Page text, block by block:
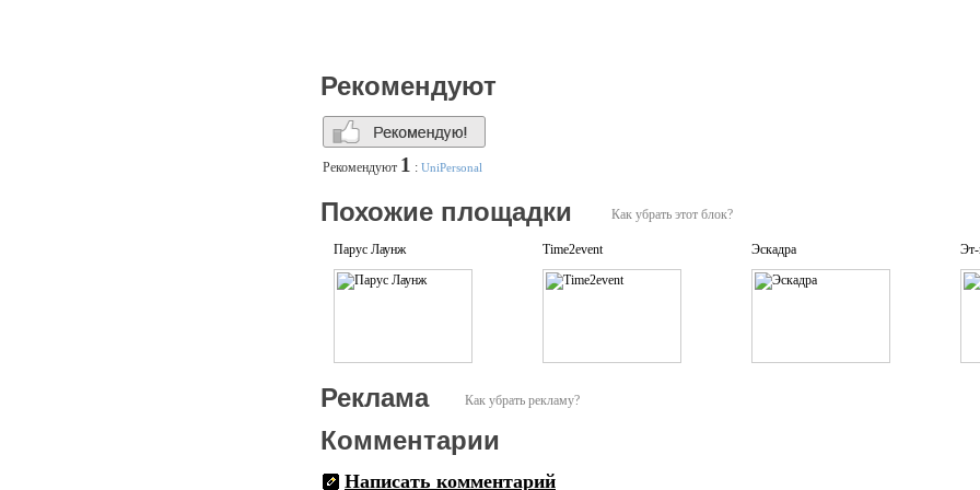
Рекомендуют
Рекомендуют 1 : UniPersonal
Как убрать этот блок?
Похожие площадки
Парус Лаунж Time2event Эскадра
Как убрать рекламу?
Реклама
Комментарии
Написать комментарий